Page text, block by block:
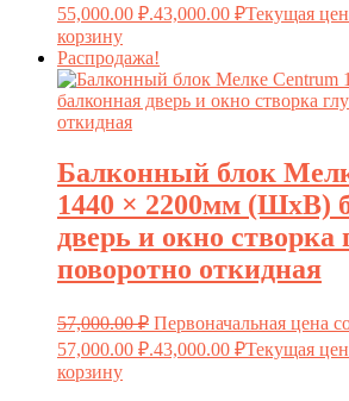
55,000.00 ₽.43,000.00 ₽Текущая
корзину
Распродажа!
Балконный блок
1440 × 2200мм (ШxВ)
дверь и окно створка
поворотно откидная
57,000.00₽ Первоначальная цена
57,000.00 ₽.43,000.00 ₽Текущая
корзину